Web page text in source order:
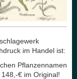
im Handel ist:
Pflanzennamen
€ im Original!